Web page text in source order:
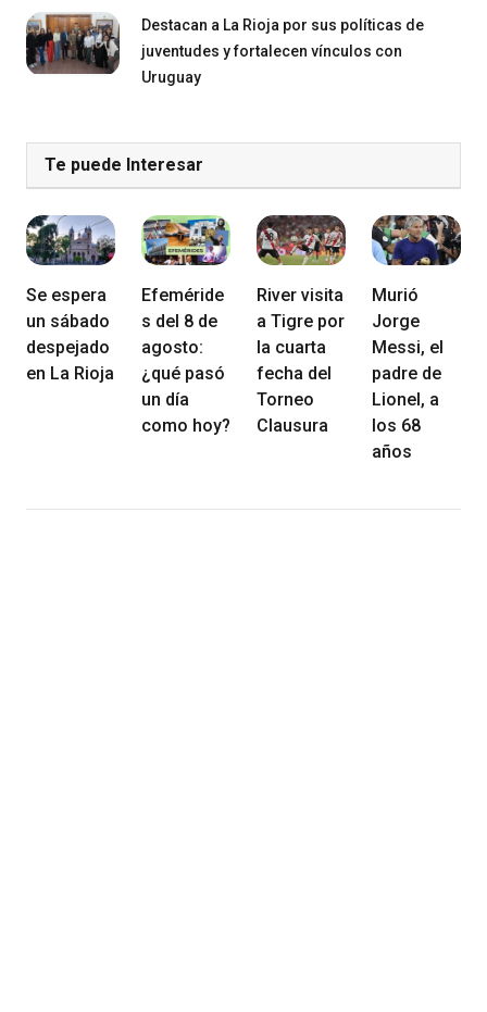
Destacan a La Rioja por sus políticas de
juventudes y fortalecen vínculos con
Uruguay
Te puede Interesar
Se espera
un sábado
despejado
en La Rioja
Efeméride
s del 8 de
agosto:
¿qué pasó
un día
como hoy?
River visita
a Tigre por
la cuarta
fecha del
Torneo
Clausura
Murió
Jorge
Messi, el
padre de
Lionel, a
los 68
años